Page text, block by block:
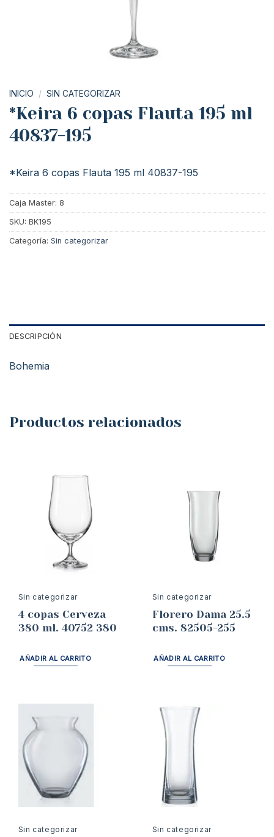
INICIO / SIN CATEGORIZAR
*Keira 6 copas Flauta 195 ml
40837-195
*Keira 6 copas Flauta 195 ml 40837-195
Caja Master: 8
SKU: BK195
Categoría: Sin categorizar
DESCRIPCIÓN
Bohemia
Productos relacionados
Sin categorizar
4 copas Cerveza
380 ml. 40752 380
AÑADIR AL CARRITO
Sin categorizar
Florero Dama 25.5
cms. 82505-255
AÑADIR AL CARRITO
Sin categorizar Sin categorizar